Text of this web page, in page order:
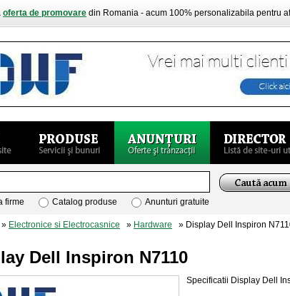
oferta de promovare din Romania - acum 100% personalizabila pentru
firme Catalog produse Anunturi gratuite
» Electronice si Electrocasnice » Hardware » Display Dell Inspiron
Dell Inspiron N7110
Specificatii Display Dell